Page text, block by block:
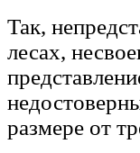
Так,
лесах,
размере от